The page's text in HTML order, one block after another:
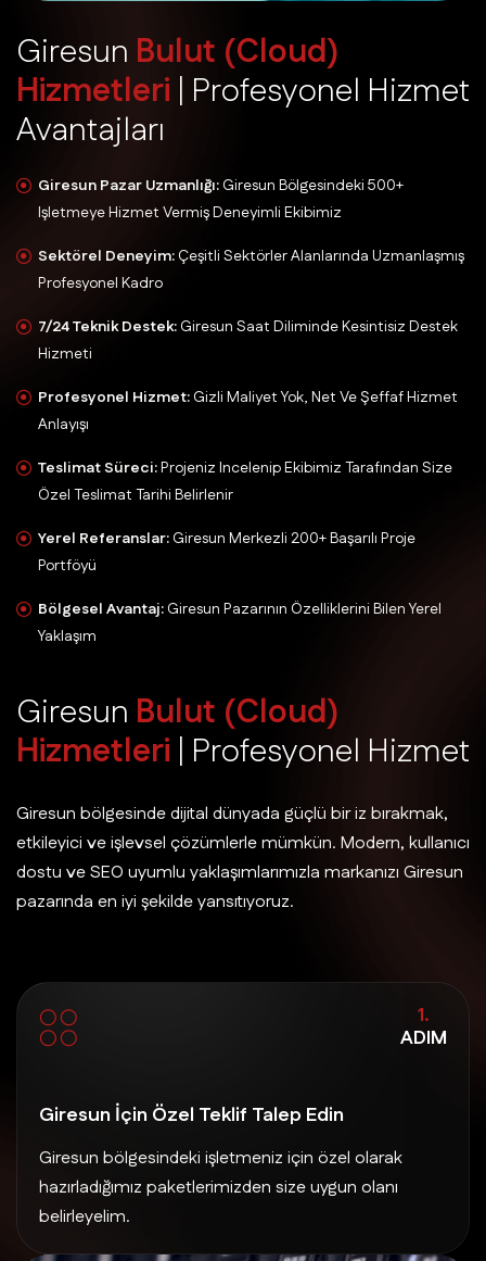
Giresun Bulut (Cloud)
Hizmetleri | Profesyonel Hizmet
Avantajları
Giresun Pazar Uzmanlığı: Giresun Bölgesindeki 500+
Işletmeye Hizmet Vermiş Deneyimli Ekibimiz
Sektörel Deneyim: Çeşitli Sektörler Alanlarında Uzmanlaşmış
Profesyonel Kadro
7/24 Teknik Destek: Giresun Saat Diliminde Kesintisiz Destek
Hizmeti
Profesyonel Hizmet: Gizli Maliyet Yok, Net Ve Şeffaf Hizmet
Anlayışı
Teslimat Süreci:Projeniz Incelenip Ekibimiz Tarafından Size
Özel Teslimat Tarihi Belirlenir
Yerel Referanslar: Giresun Merkezli 200+ Başarılı Proje
Portföyü
Bölgesel Avantaj: Giresun Pazarının Özelliklerini Bilen Yerel
Yaklaşım
Giresun Bulut (Cloud)
Hizmetleri | Profesyonel Hizmet
Giresun bölgesinde dijital dünyada güçlü bir iz bırakmak,
etkileyici ve işlevsel çözümlerle mümkün. Modern, kullanıcı
dostu ve SEO uyumlu yaklaşımlarımızla markanızı Giresun
pazarında en iyi şekilde yansıtıyoruz.
1.
ADIM
Giresun İçin Özel Teklif Talep Edin
Giresun bölgesindeki işletmeniz için özel olarak
hazırladığımız paketlerimizden size uygun olanı
belirleyelim.